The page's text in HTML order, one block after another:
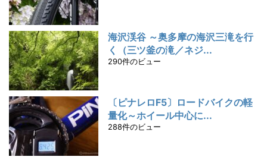
海沢渓谷 ～奥多摩の海沢三滝を行
く（三ツ釜の滝／ネジ...
290件のビュー
〔ピナレロF5〕ロードバイクの軽
量化～ホイール中心に...
288件のビュー